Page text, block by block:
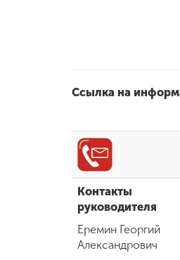
Ссылка на
Контакты
руководителя
Еремин Георгий
Александрович